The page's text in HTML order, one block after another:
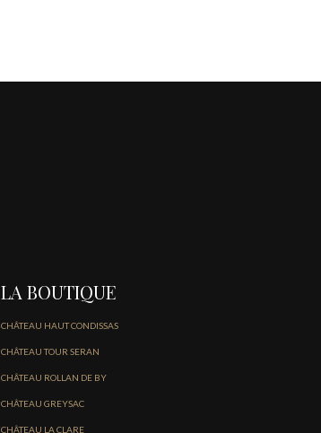
LA BOUTIQUE
CHÂTEAU HAUT CONDISSAS
CHÂTEAU TOUR SERAN
CHÂTEAU ROLLAN DE BY
CHÂTEAU GREYSAC
CHÂTEAU LA CLARE